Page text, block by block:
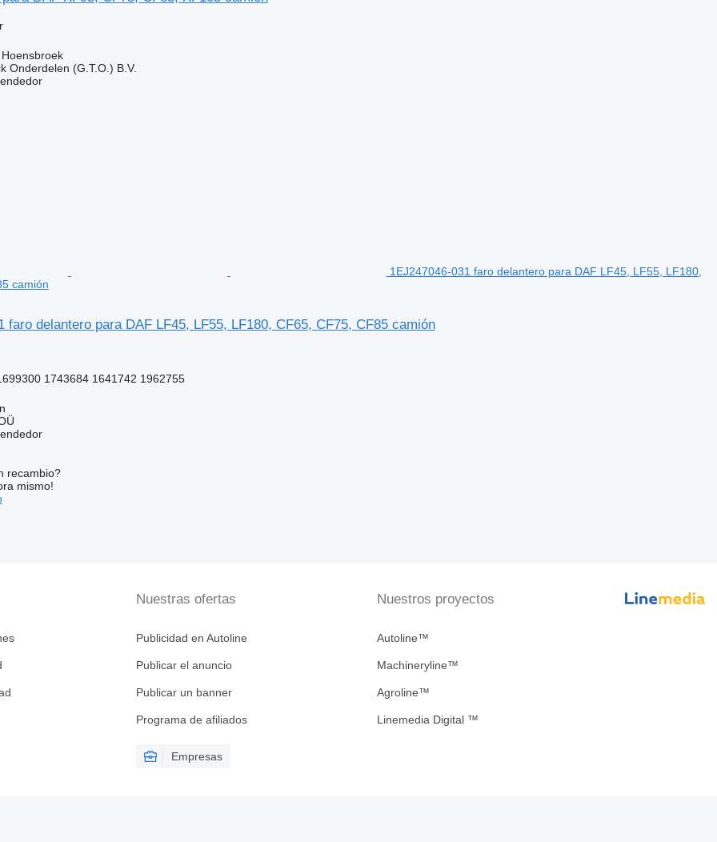
Onderdelen (G.T.O.) B.V.
1EJ247046-031 faro delantero para DAF LF45, LF55, LF180,
camión
faro delantero para DAF LF45, LF55, LF180, CF65, CF75, CF85 camión
1743684 1641742 1962755
recambio?
mismo!
Nuestras ofertas
Publicidad en Autoline
Publicar el anuncio
Publicar un banner
Programa de afiliados
Empresas
Nuestros proyectos
Autoline™
Machineryline™
Agroline™
Linemedia Digital ™